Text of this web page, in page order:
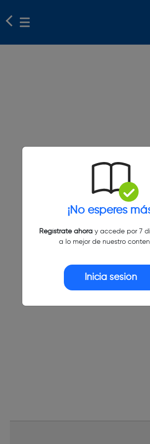
¡No esperes
Regístrate ahoray accede por 7
a lo mejor de nuestro
Inicia sesión